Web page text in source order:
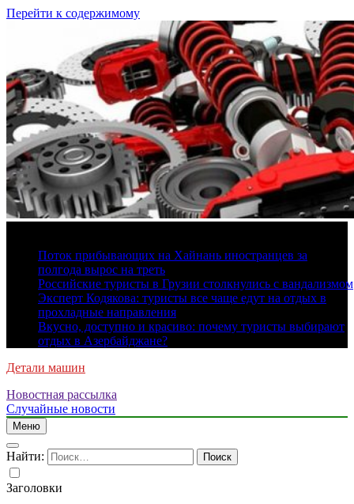
Перейти к содержимому
Поток прибывающих на Хайнань иностранцев за
полгода вырос на треть
Российские туристы в Грузии столкнулись с вандализмом
Эксперт Кодякова: туристы все чаще едут на отдых в
прохладные направления
Вкусно, доступно и красиво: почему туристы выбирают
отдых в Азербайджане?
Детали машин
Новостная рассылка
Случайные новости
Меню
Найти:
Заголовки